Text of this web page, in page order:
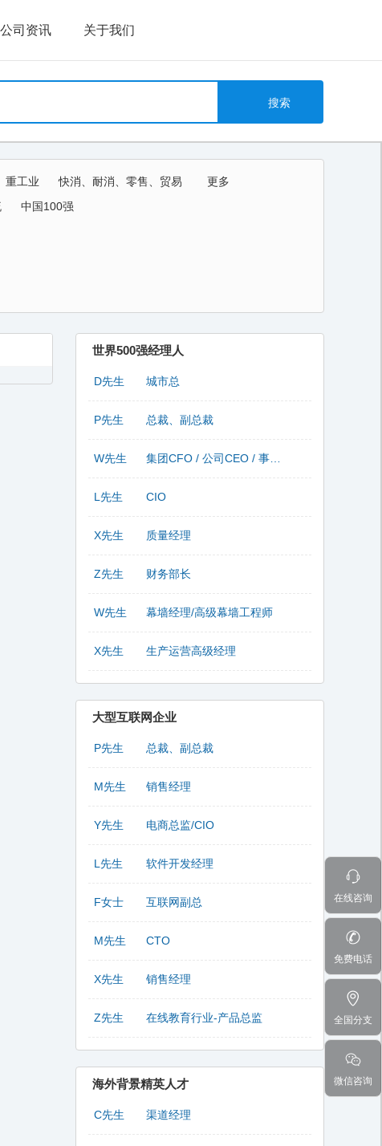
公司资讯 关于我们
重工业
快消、耐消、零售、贸易
教育、培训、艺术
更多
中国100强
世界500强经理人
D先生 城市总
P先生 总裁、副总裁
W先生
L先生 CIO
X先生 质量经理
Z先生 财务部长
W先生 幕墙经理/高级幕墙工程师
X先生 生产运营高级经理
大型互联网企业
P先生 总裁、副总裁
M先生 销售经理
Y先生 电商总监/CIO
L先生 软件开发经理
F女士 互联网副总
M先生 CTO
X先生 销售经理
Z先生 在线教育行业-产品总监
海外背景精英人才
C先生 渠道经理
在线咨询
免费电话
全国分支
微信咨询